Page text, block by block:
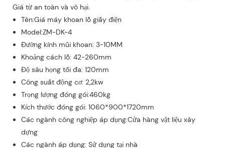
Giá từ an toàn và vô hại.
Tên:Giá máy khoan lỗ giấy điện
Model:ZM-DK-4
Đường kính mũi khoan: 3-10MM
Khoảng cách lỗ: 42-260mm
Độ sâu họng tối đa: 120mm
Công suất động cơ: 2,2kw
Trọng lượng đóng gói:460kg
Kích thước đóng gói: 1060*900*1720mm
Các ngành công nghiệp áp dụng:Cửa hàng vật liệu xây
dựng
Các ngành áp dụng: Sử dụng tại nhà